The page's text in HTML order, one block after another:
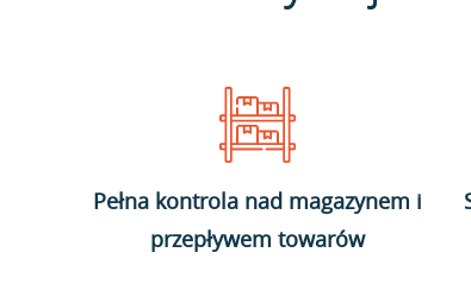
Pełna kontrola nad magazynem i
przepływem towarów